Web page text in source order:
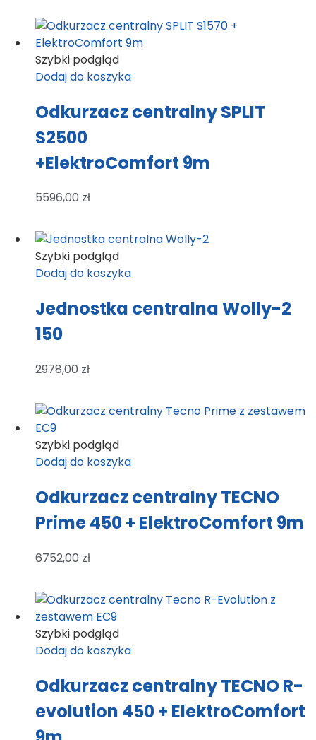
Szybki podgląd
Dodaj do koszyka
Odkurzacz centralny SPLIT
S2500
+ElektroComfort 9m
5596,00 zł
Szybki podgląd
Dodaj do koszyka
Jednostka centralna Wolly-2
150
2978,00 zł
Szybki podgląd
Dodaj do koszyka
Odkurzacz centralny TECNO
Prime 450 + ElektroComfort 9m
6752,00 zł
Szybki podgląd
Dodaj do koszyka
Odkurzacz centralny TECNO R-
evolution 450 + ElektroComfort